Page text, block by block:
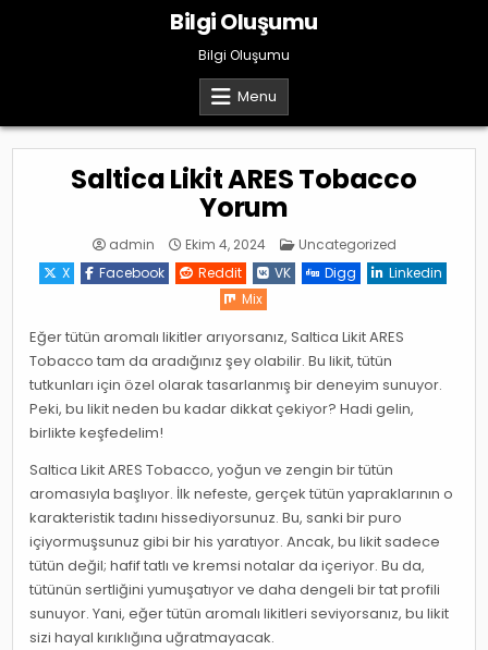
Bilgi Oluşumu
Bilgi Oluşumu
Menu
Saltica Likit ARES Tobacco
Yorum
admin Ekim 4, 2024 Posted
Uncategorized
X
Facebook Reddit VK Digg
Linkedin
Mix
Eğer tütün aromalı likitler arıyorsanız, Saltica Likit ARES
Tobacco tam da aradığınız şey olabilir. Bu likit, tütün
tutkunları için özel olarak tasarlanmış bir deneyim sunuyor.
Peki, bu likit neden bu kadar dikkat çekiyor? Hadi gelin,
birlikte keşfedelim!
Saltica Likit ARES Tobacco, yoğun ve zengin bir tütün
aromasıyla başlıyor. İlk nefeste, gerçek tütün yapraklarının o
karakteristik tadını hissediyorsunuz. Bu, sanki bir puro
içiyormuşsunuz gibi bir his yaratıyor. Ancak, bu likit sadece
tütün değil; hafif tatlı ve kremsi notalar da içeriyor. Bu da,
tütünün sertliğini yumuşatıyor ve daha dengeli bir tat profili
sunuyor. Yani, eğer tütün aromalı likitleri seviyorsanız, bu likit
sizi hayal kırıklığına uğratmayacak.